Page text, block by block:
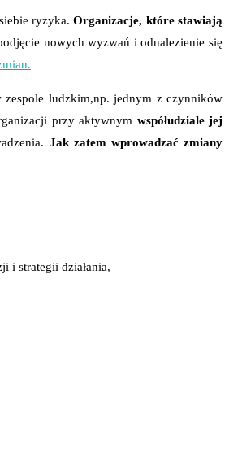
ryzyka.Organizacje, które stawiają
nowych wyzwań i odnalezienie się
zespole ludzkim,np. jednym z czynników
przy aktywnym współudziale jej
Jak zatem wprowadzać zmiany
i strategii działania,